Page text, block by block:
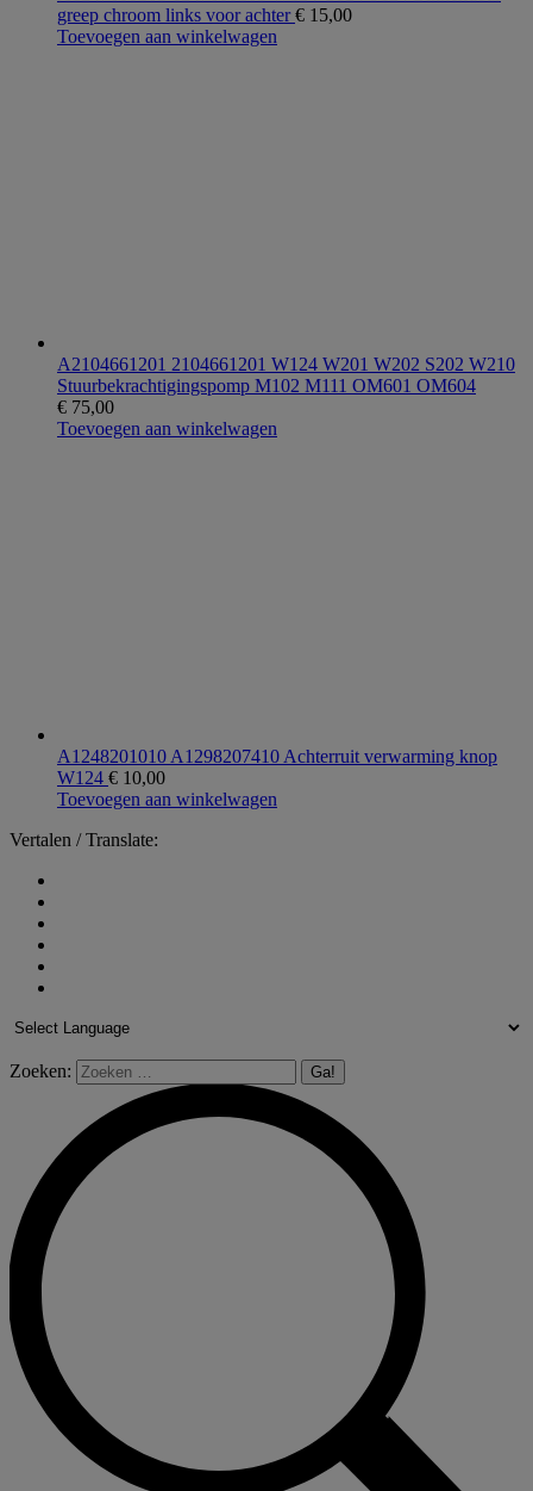
greep chroom links voor achter€ 15,00
Toevoegen aan winkelwagen
A2104661201 2104661201 W124 W201 W202 S202 W210
Stuurbekrachtigingspomp M102 M111 OM601 OM604
€ 75,00
Toevoegen aan winkelwagen
A1248201010 A1298207410 Achterruit verwarming knop
W124 € 10,00
Toevoegen aan winkelwagen
Vertalen / Translate:
Zoeken: